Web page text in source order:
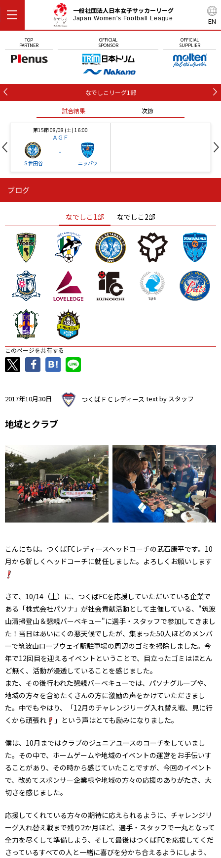
EN
一般社団法人日本女子サッカーリーグ
Japan Women's Football League
TOP
PARTNER
OFFICIAL
SPONSOR
OFFICIAL
SUPPLIER
なでしこリーグ1部
試合結果 次節
第15節 08/08 (土) 16:00
ＡＧＦ
Ｓ世田谷
-
ニッパツ
ニッパツ
ニッパツ 名古屋
石人の星
静岡 愛媛Ｌ
ブログ
なでしこ1部 なでしこ2部
このページを共有する
2017年10月30日 つくばＦＣレディース text by スタッフ
地域とクラブ
こんにちは。つくばFCレディースヘッドコーチの武石康平です。10
月から新しくヘッドコーチに就任しました。よろしくお願いします
さて、10/14（土）に、つくばFCを応援していただいている企業で
ある「株式会社パソナ」が社会貢献活動として主催している、"筑波
山清掃登山＆懇親バーベキュー"に選手・スタッフで参加してきまし
た！当日はあいにくの悪天候でしたが、集まった50人ほどのメンバ
ーで筑波山ロープウェイ駅駐車場の周辺のゴミを掃除しました。今
年で12回目を迎えるイベントということで、目立ったゴミはほとん
ど無く、活動が浸透していることを感じました。
また、その後行われた懇親バーベキューでは、パソナグループや、
地域の方々を含めたくさんの方に激励の声をかけていただきまし
た。中でもやはり、「12月のチャレンジリーグ入れ替え戦、見に行
くから頑張れ
」という声はとても励みになりました。
僕は、10月まではクラブのジュニアユースのコーチをしていまし
た。その中で、ホームゲームや地域のイベントの運営をお手伝いす
ることがあり、その時から感じていたことですが、今回のイベント
で、改めてスポンサー企業様や地域の方々の応援のありがたさ、大
切さを感じました。
応援してくれている方々の期待に応えられるように、チャレンジリ
ーグ入れ替え戦まで残り2か月ほど、選手・スタッフで一丸となって
全力を尽くして準備しよう、そして最後はつくばFCを応援してくだ
さっているすべての人と一緒に喜びを分かち合えるようにしよう、